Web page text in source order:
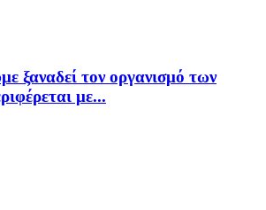
ξαναδεί τον οργανισμό των
με...